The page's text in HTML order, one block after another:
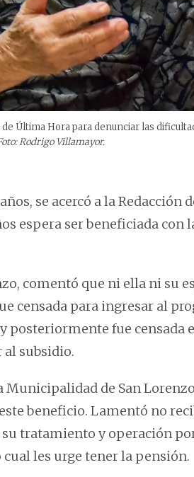
Última Hora para denunciar las
Rodrigo Villamayor.
se acercó a la Redacción
espera ser beneficiada con
comentó que ni ella ni su
censada para ingresar al
posteriormente fue censada
al subsidio.
Municipalidad de San
beneficio. Lamentó no
su tratamiento y operación
les urge tener la pensión.